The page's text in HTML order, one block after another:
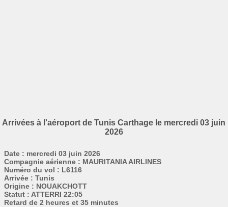
Arrivées à l'aéroport de Tunis Carthage le mercredi 03 juin
2026
Date : mercredi 03 juin 2026
Compagnie aérienne : MAURITANIA AIRLINES
Numéro du vol : L6116
Arrivée : Tunis
Origine : NOUAKCHOTT
Statut : ATTERRI 22:05
Retard de 2 heures et 35 minutes